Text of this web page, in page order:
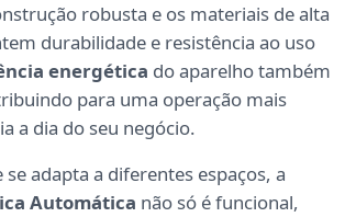
robusta e os materiais de alta
durabilidade e resistência ao uso
energética do aparelho também
para uma operação mais
a dia do seu negócio.
adapta a diferentes espaços, a
Automática não só é funcional,